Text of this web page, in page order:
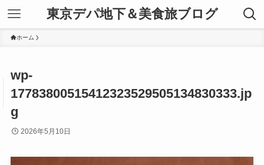
東京デパ地下＆美食旅ブログ
ホーム
wp-
17783800515412323529505134830333.jp
g
2026年5月10日